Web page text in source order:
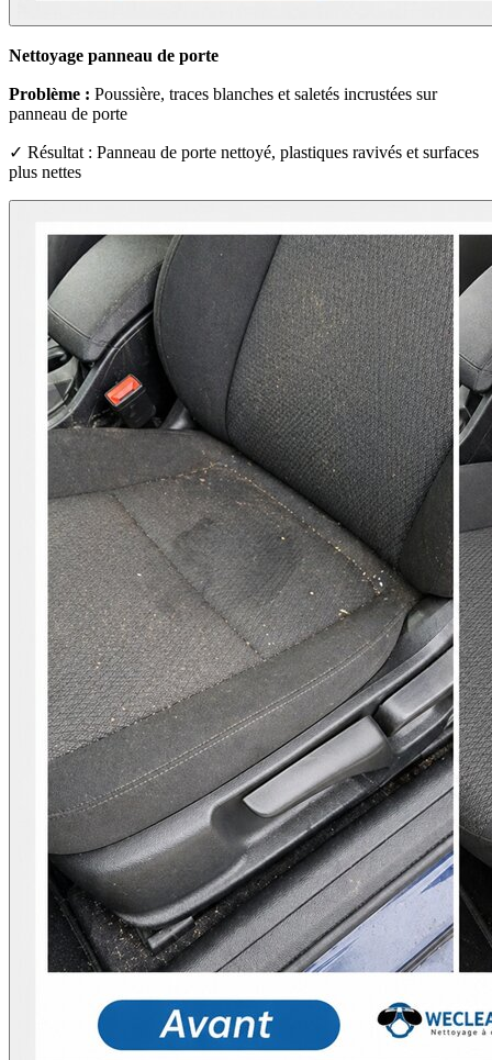
Nettoyage panneau de porte
Problème : Poussière, traces blanches et saletés incrustées sur
panneau de porte
✓ Résultat : Panneau de porte nettoyé, plastiques ravivés et surfaces
plus nettes